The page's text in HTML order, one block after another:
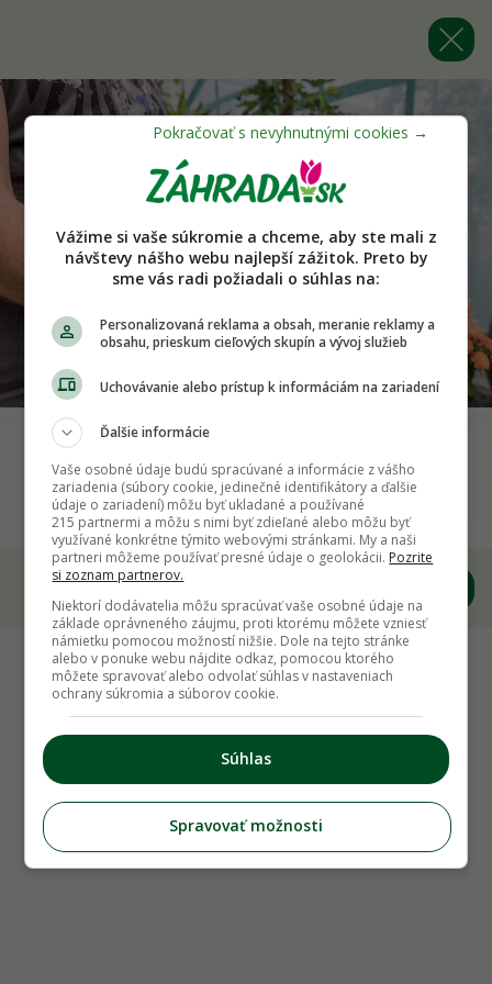
Späť na článok
11 krokov ku krásnym chryzantémam v črepníku
Vážime si vaše súkromie a chceme, aby ste mali z
návštevy nášho webu najlepší zážitok. Preto by
sme vás radi požiadali o súhlas na:
Personalizovaná reklama a obsah, meranie reklamy a
obsahu, prieskum cieľových skupín a vývoj služieb
Uchovávanie alebo prístup k informáciám na zariadení
Ďalšie informácie
Vaše osobné údaje budú spracúvané a informácie z vášho
zariadenia (súbory cookie, jedinečné identifikátory a ďalšie
údaje o zariadení) môžu byť ukladané a používané
215 partnermi a môžu s nimi byť zdieľané alebo môžu byť
využívané konkrétne týmito webovými stránkami. My a naši
partneri môžeme používať presné údaje o geolokácii. Pozrite
si zoznam partnerov.
Niektorí dodávatelia môžu spracúvať vaše osobné údaje na
základe oprávneného záujmu, proti ktorému môžete vzniesť
námietku pomocou možností nižšie. Dole na tejto stránke
alebo v ponuke webu nájdite odkaz, pomocou ktorého
môžete spravovať alebo odvolať súhlas v nastaveniach
ochrany súkromia a súborov cookie.
Súhlas
Spravovať možnosti